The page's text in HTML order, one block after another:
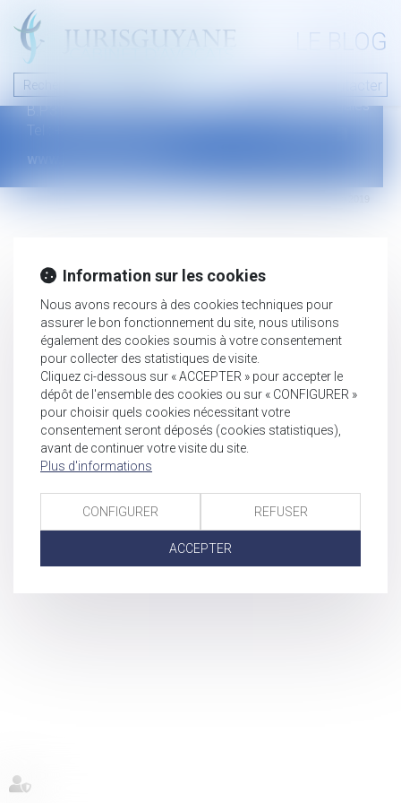
LE BLOG
Nous contacter
46 avenue de la liberté
B.P.315 - 97327 Cayenne Cedex
Tel : +594 594 29 45 35
www.jurisguyane.com
Mentions légales
Information sur les cookies
Nous avons recours à des cookies techniques pour
assurer le bon fonctionnement du site, nous utilisons
également des cookies soumis à votre consentement
pour collecter des statistiques de visite.
Cliquez ci-dessous sur « ACCEPTER » pour accepter le
dépôt de l'ensemble des cookies ou sur « CONFIGURER »
pour choisir quels cookies nécessitant votre
consentement seront déposés (cookies statistiques),
avant de continuer votre visite du site.
Plus d'informations
CONFIGURER REFUSER
ACCEPTER